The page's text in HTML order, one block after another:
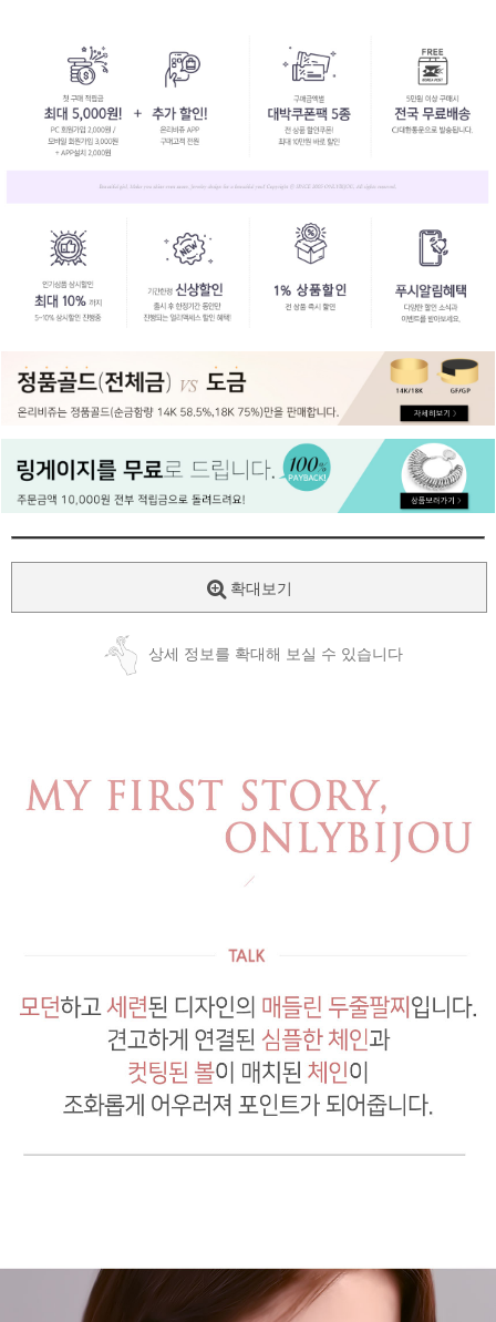
페이코 ID로
PAYCO 바로
확대보기
상세 정보를 확대해 보실 수 있습니다